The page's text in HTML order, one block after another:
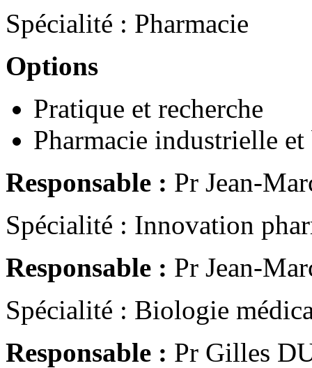
Spécialité : Pharmacie
Options
Pratique et recherche
Pharmacie industrielle
Responsable : Pr Jean-
Spécialité : Innovation
Responsable : Pr Jean-
Spécialité : Biologie
Responsable : Pr Gilles